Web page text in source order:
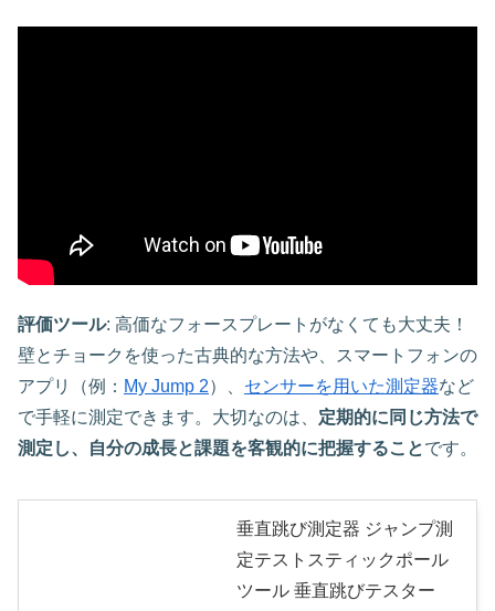
評価ツール: 高価なフォースプレートがなくても大丈夫！
壁とチョークを使った古典的な方法や、スマートフォンの
アプリ（例： My Jump 2）、 センサーを用いた測定器など
で手軽に測定できます。大切なのは、 定期的に同じ方法で
測定し、自分の成長と課題を客観的に把握することです。
垂直跳び測定器 ジャンプ測
定テストスティックポール
ツール 垂直跳びテスター